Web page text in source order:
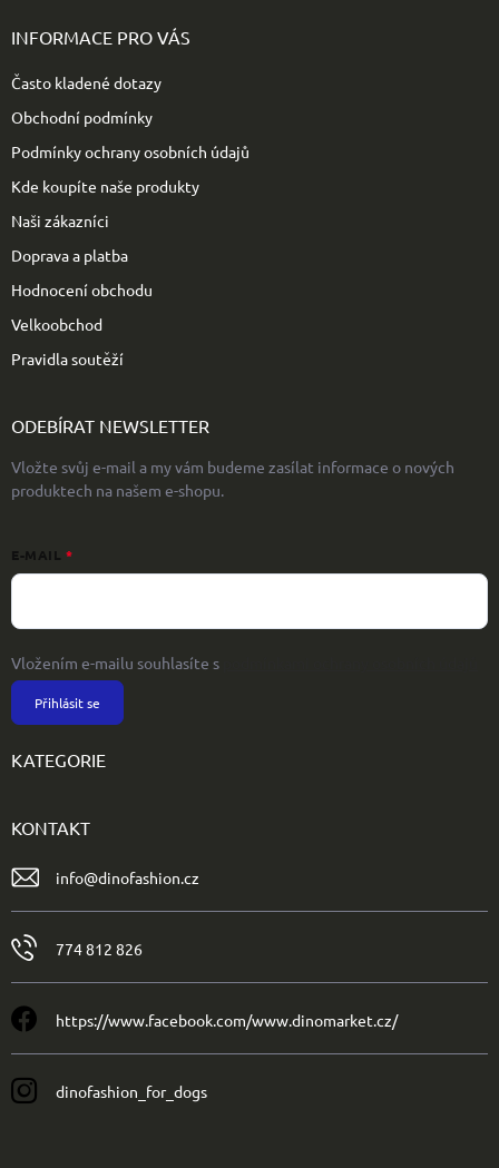
INFORMACE PRO VÁS
Často kladené dotazy
Obchodní podmínky
Podmínky ochrany osobních údajů
Kde koupíte naše produkty
Naši zákazníci
Doprava a platba
Hodnocení obchodu
Velkoobchod
Pravidla soutěží
ODEBÍRAT NEWSLETTER
Vložte svůj e-mail a my vám budeme zasílat informace o nových
produktech na našem e-shopu.
E-MAIL
Vložením e-mailu souhlasíte s
Přihlásit se
KATEGORIE
KONTAKT
info@dinofashion.cz
774 812 826
https://www.facebook.com/www.dinomarket.cz/
dinofashion_for_dogs